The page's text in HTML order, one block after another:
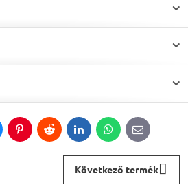
PinterestRedditLinkedInWhatsApp
E-
mail
Következő termék